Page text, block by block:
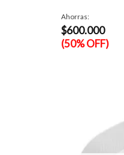
precio
actual
es:
$599.990.
Ahorras:
$600.000
(50% OFF)